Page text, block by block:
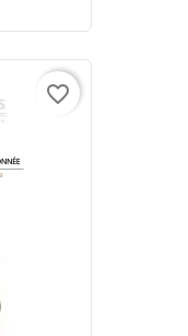
favorite_border